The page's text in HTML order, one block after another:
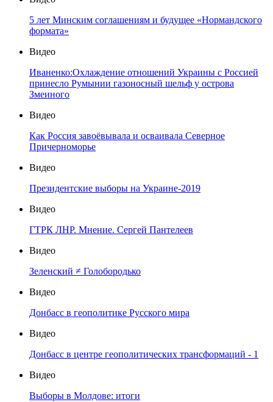
5 лет Минским соглашениям и будущее «Нормандского
формата»
Видео
Иваненко:Охлаждение отношений Украины с Россией
принесло Румынии газоносный шельф у острова
Змеиного
Видео
Как Россия завоёвывала и осваивала Северное
Причерноморье
Видео
Президентские выборы на Украине-2019
Видео
ГТРК ЛНР. Мнение. Сергей Пантелеев
Видео
Зеленский ≠ Голобородько
Видео
Донбасс в геополитике Русского мира
Видео
Донбасс в центре геополитических трансформаций - 1
Видео
Выборы в Молдове: итоги